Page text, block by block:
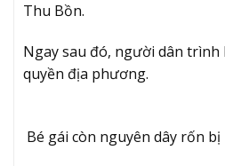
Thu Bồn.
Ngay sau đó, người dân trình
quyền địa phương.
Bé gái còn nguyên dây rốn bị